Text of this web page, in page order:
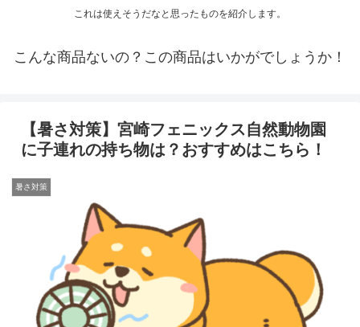
これは使えそうだなと思ったものを紹介します。
こんな商品ないの？この商品はいかがでしょうか！
【暑さ対策】宮崎フェニックス自然動物園
に子連れの持ち物は？おすすめはこちら！
暑さ対策